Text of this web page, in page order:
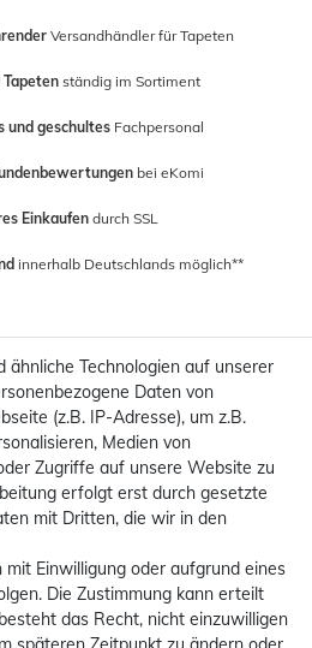
Versandhändler für Tapeten
ständig im Sortiment
und geschultes Fachpersonal
bei eKomi
Einkaufen durch SSL
innerhalb Deutschlands möglich**
Technologien auf unserer
Daten von
(z.B. IP-Adresse), um z.B.
Medien von
Zugriffe auf unsere Website zu
erfolgt erst durch gesetzte
mit Dritten, die wir in den
Einwilligung oder aufgrund eines
Die Zustimmung kann erteilt
das Recht, nicht einzuwilligen